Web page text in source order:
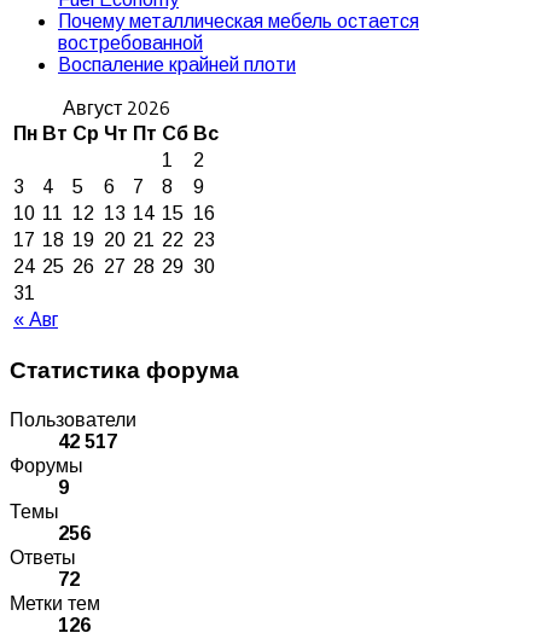
Почему металлическая мебель остается
востребованной
Воспаление крайней плоти
Август 2026
Пн Вт Ср Чт Пт Сб Вс
« Авг
1
2
3
4 5 6 7 8
9
10 11 12 13 14 15 16
17 18 19 20 21 22 23
24 25 26 27 28 29 30
31
Статистика форума
Пользователи
42 517
Форумы
9
Темы
256
Ответы
72
Метки тем
126